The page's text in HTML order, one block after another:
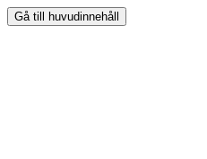
Gå till huvudinnehåll